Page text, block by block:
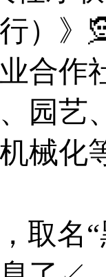
）》
合作
园艺
械化
名“